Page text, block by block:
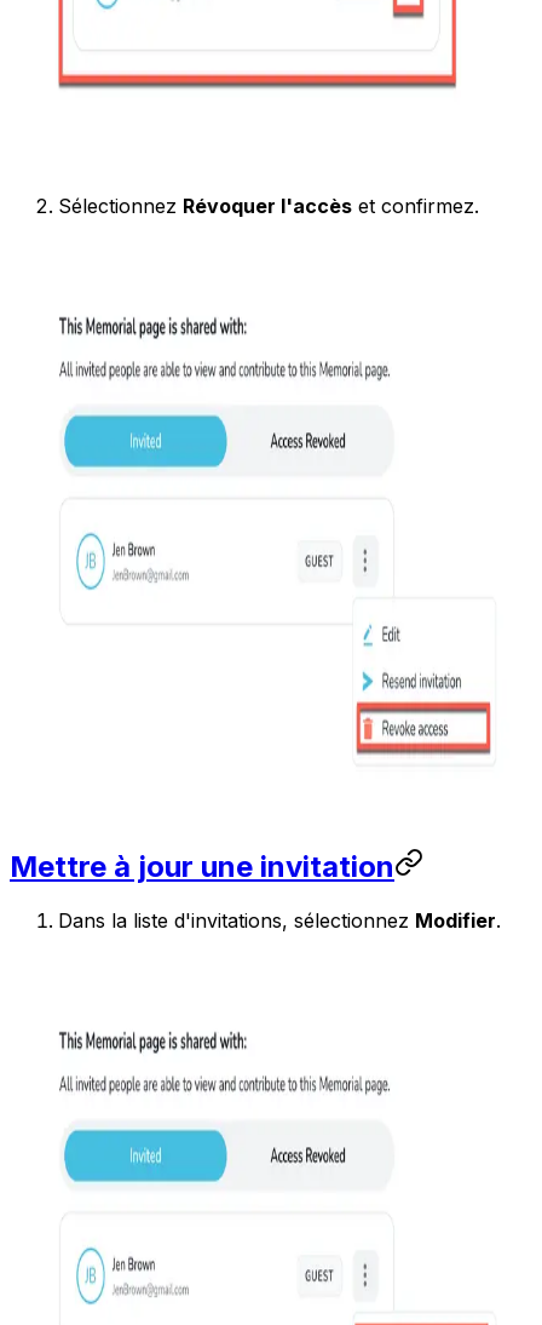
Sélectionnez Révoquer l'accès et confirmez.
Mettre à jour une invitation
Dans la liste d'invitations, sélectionnez Modifier.